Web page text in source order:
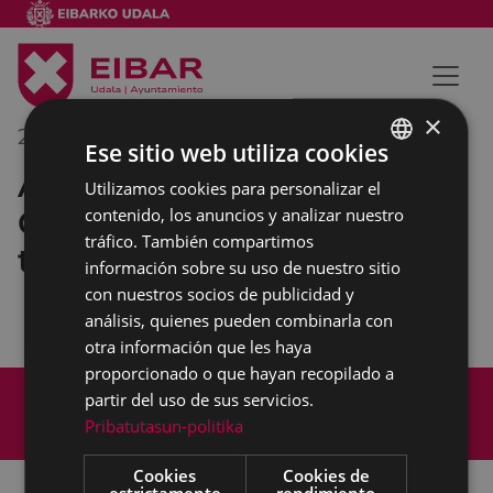
26/11/2017
Asistencia al II capítulo de la
Cofradia del Bacalao que
tendrá lugar en Portalea.
Mapa del Sitio
Aviso legal
BASQUE
SPANISH
×
Ese sitio web utiliza cookies
Utilizamos cookies para personalizar el
contenido, los anuncios y analizar nuestro
tráfico. También compartimos
información sobre su uso de nuestro sitio
con nuestros socios de publicidad y
análisis, quienes pueden combinarla con
otra información que les haya
proporcionado o que hayan recopilado a
partir del uso de sus servicios.
Pribatutasun-politika
Cookies
Cookies de